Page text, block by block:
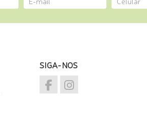
SIGA-NOS